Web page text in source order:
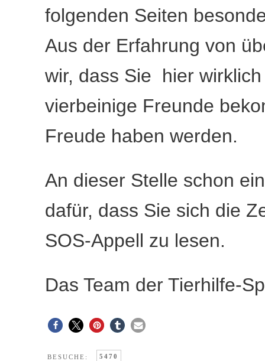
folgenden Seiten
Aus der Erfahrung von
wir, dass Sie hier
vierbeinige Freunde
Freude haben werden.
An dieser Stelle schon
dafür, dass Sie sich die
SOS-Appell zu lesen.
Das Team der Tierhilfe-
BESUCHE: 5470